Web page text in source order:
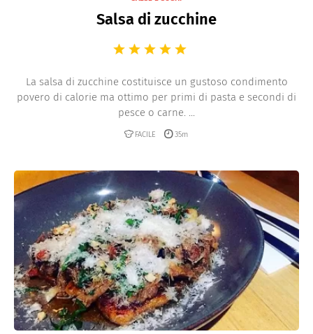
Salsa di zucchine
La salsa di zucchine costituisce un gustoso condimento
povero di calorie ma ottimo per primi di pasta e secondi di
pesce o carne. ...
FACILE 35m